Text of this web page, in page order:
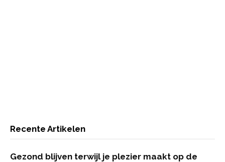
Recente Artikelen
Gezond blijven terwijl je plezier maakt op de